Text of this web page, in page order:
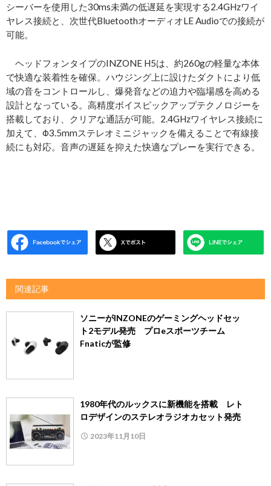
シーバーを使用した30ms未満の低遅延を実現する2.4GHzワイ
ヤレス接続と、次世代BluetoothオーディオLE Audioでの接続が
可能。
ヘッドフォンタイプのINZONE H5は、約260gの軽量な本体
で快適な装着性を確保。ハウジング上に設けたダクトにより低
域の音をコントロールし、爆発音などの迫力や臨場感を高める
設計となっている。高精度ボイスピックアップテクノロジーを
搭載しており、クリアな通話が可能。2.4GHzワイヤレス接続に
加えて、Φ3.5mmステレオミニジャックを備えることで有線接
続にも対応。音声の遅延を抑えた快適なプレーを実行できる。
関連記事
ソニーがINZONEのゲーミングヘッドセッ
ト2モデル発売 プロeスポーツチーム
Fnaticが監修
1980年代のルックスに新機能を搭載 レト
ロデザインのステレオラジオカセット発売
2023年11月10日